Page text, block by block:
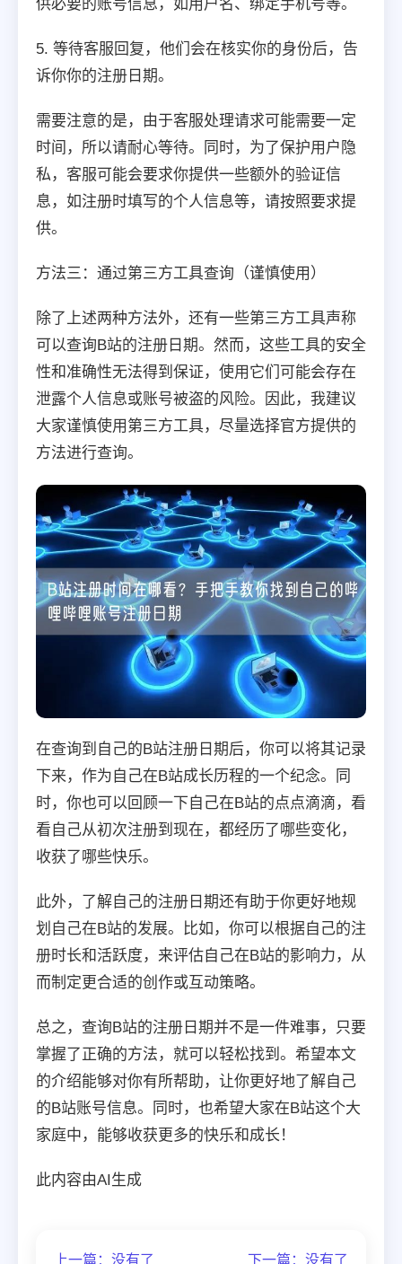
供必要的账号信息，如用户名、绑定手机号等。
5. 等待客服回复，他们会在核实你的身份后，告
诉你你的注册日期。
需要注意的是，由于客服处理请求可能需要一定
时间，所以请耐心等待。同时，为了保护用户隐
私，客服可能会要求你提供一些额外的验证信
息，如注册时填写的个人信息等，请按照要求提
供。
方法三：通过第三方工具查询（谨慎使用）
除了上述两种方法外，还有一些第三方工具声称
可以查询B站的注册日期。然而，这些工具的安全
性和准确性无法得到保证，使用它们可能会存在
泄露个人信息或账号被盗的风险。因此，我建议
大家谨慎使用第三方工具，尽量选择官方提供的
方法进行查询。
在查询到自己的B站注册日期后，你可以将其记录
下来，作为自己在B站成长历程的一个纪念。同
时，你也可以回顾一下自己在B站的点点滴滴，看
看自己从初次注册到现在，都经历了哪些变化，
收获了哪些快乐。
此外，了解自己的注册日期还有助于你更好地规
划自己在B站的发展。比如，你可以根据自己的注
册时长和活跃度，来评估自己在B站的影响力，从
而制定更合适的创作或互动策略。
总之，查询B站的注册日期并不是一件难事，只要
掌握了正确的方法，就可以轻松找到。希望本文
的介绍能够对你有所帮助，让你更好地了解自己
的B站账号信息。同时，也希望大家在B站这个大
家庭中，能够收获更多的快乐和成长！
此内容由AI生成
上一篇：没有了 下一篇：没有了